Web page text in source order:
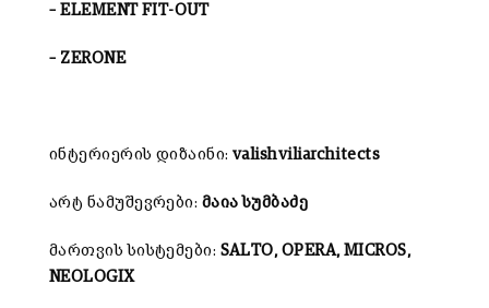
– ELEMENT FIT-OUT
– ZERONE
ინტერიერის დიზაინი: valishviliarchitects
არტ ნამუშევრები: მაია სუმბაძე
მართვის სისტემები: SALTO, OPERA, MICROS,
NEOLOGIX